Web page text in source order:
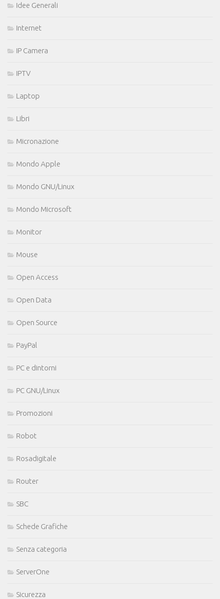
Idee Generali
Internet
IP Camera
IPTV
Laptop
Libri
Micronazione
Mondo Apple
Mondo GNU/Linux
Mondo Microsoft
Monitor
Mouse
Open Access
Open Data
Open Source
PayPal
PC e dintorni
PC GNU/Linux
Promozioni
Robot
Rosadigitale
Router
SBC
Schede Grafiche
Senza categoria
ServerOne
Sicurezza